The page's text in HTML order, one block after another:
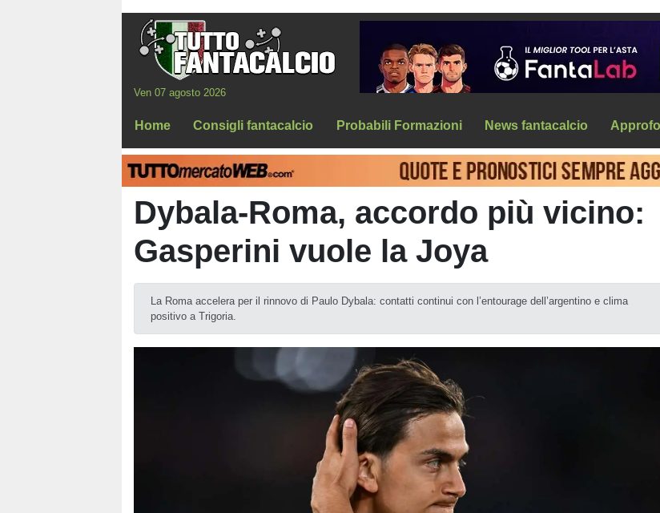
Ven 07 agosto 2026
Home Consigli fantacalcio Probabili Formazioni News fantacalcio
Dybala-Roma, accordo più vicino:
Gasperini vuole la Joya
La Roma accelera per il rinnovo di Paulo Dybala: contatti continui con l’entourage dell’argentino e clima
positivo a Trigoria.